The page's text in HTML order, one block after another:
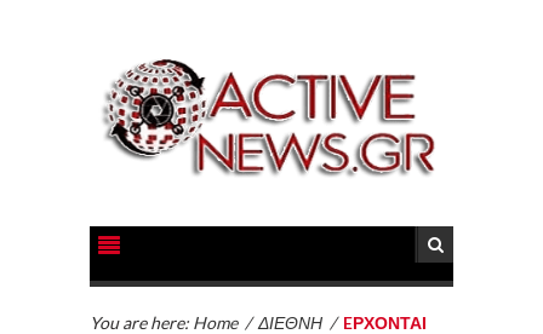
You are here: Home /ΔΙΕΘΝΗ / EΡΧΟΝΤΑΙ